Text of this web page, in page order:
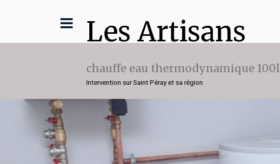
Les Artisans
chauffe eau thermodynamique 100l
Intervention sur Saint Péray et sa région